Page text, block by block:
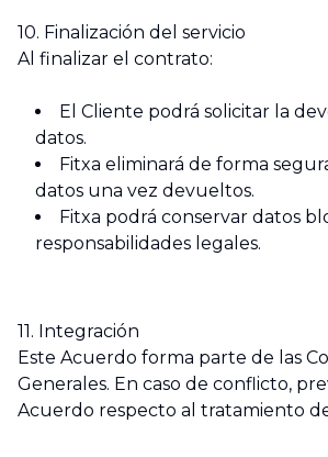
10. Finalización del servicio
Al finalizar el contrato:
El Cliente podrá solicitar la
datos.
Fitxa eliminará de forma
datos una vez devueltos.
Fitxa podrá conservar datos
responsabilidades legales.
11. Integración
Este Acuerdo forma parte de las
Generales. En caso de conflicto,
Acuerdo respecto al tratamiento